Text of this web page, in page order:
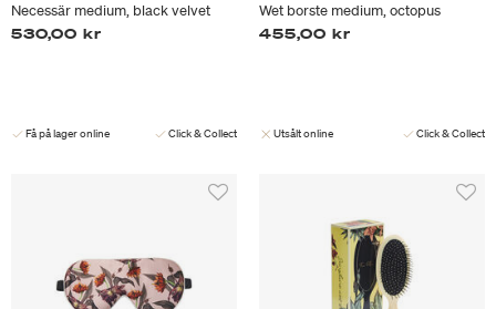
Necessär medium, black velvet
530,00 kr
Få på lager online Click & Collect
Wet borste medium, octopus
455,00 kr
Utsålt online Click & Collect